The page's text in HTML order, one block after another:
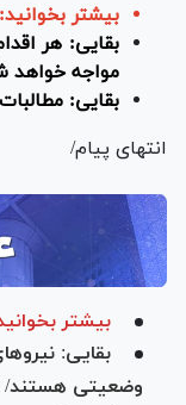
بیشتر بخوانید:
بقایی: هر
مواجه خواهد
بقایی:
انتهای پیام/
بیشتر
بقایی:
وضعیتی هستند/